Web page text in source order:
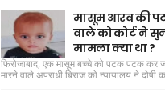
मासूम आरव की
वाले को कोर्ट ने
मामला क्या था ?
फिरोजाबाद, एक मासूम बच्चे को पटक पटक कर
मारने वाले अपराधी बिराज को न्यायालय ने